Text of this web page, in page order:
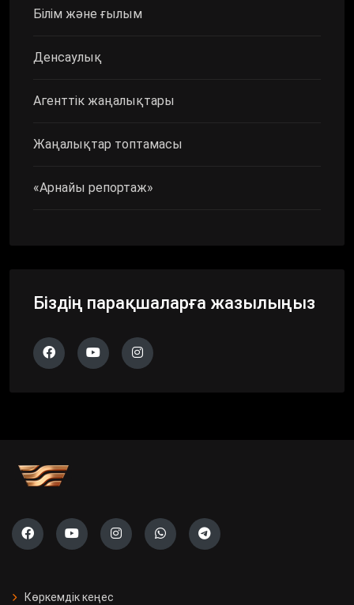
Білім және ғылым
Денсаулық
Агенттік жаңалықтары
Жаңалықтар топтамасы
«Арнайы репортаж»
Біздің парақшаларға жазылыңыз
Көркемдік кеңес